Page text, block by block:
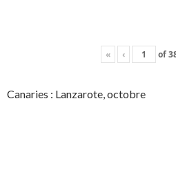
« ‹ of
Canaries : Lanzarote, octobre